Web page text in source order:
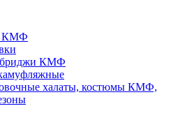
КМФ
КМФ
халаты, костюмы КМФ,